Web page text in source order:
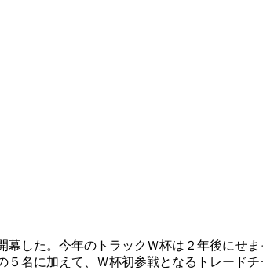
した。今年のトラックＷ杯は２年後にせ
名に加えて、Ｗ杯初参戦となるトレード